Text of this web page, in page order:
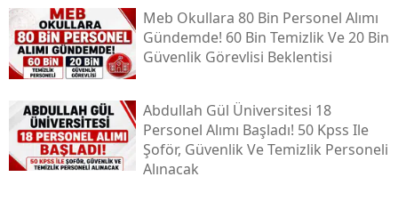
Meb Okullara 80 Bin Personel Alımı
Gündemde! 60 Bin Temizlik Ve 20 Bin
Güvenlik Görevlisi Beklentisi
Abdullah Gül Üniversitesi 18
Personel Alımı Başladı! 50 Kpss Ile
Şoför, Güvenlik Ve Temizlik Personeli
Alınacak